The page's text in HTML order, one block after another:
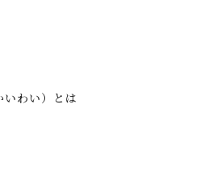
いわい）とは